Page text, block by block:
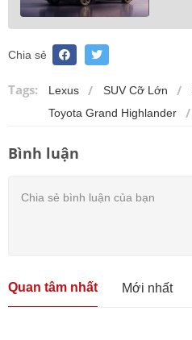
Chia sẻ
Tags: Lexus SUV Cỡ Lớn
Toyota Grand Highlander
Bình luận
Quan tâm nhất Mới nhất